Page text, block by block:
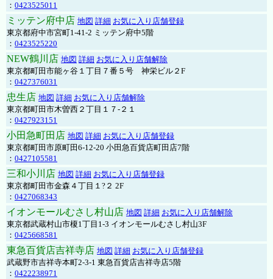
： 0423525011
ミッテン府中店 地図 詳細 お気に入り店舗登録
東京都府中市宮町1-41-2 ミッテン府中5階
： 0423525220
NEW鶴川店 地図 詳細 お気に入り店舗解除
東京都町田市能ヶ谷１丁目７番５号 神栄ビル２F
： 0427376031
忠生店 地図 詳細 お気に入り店舗解除
東京都町田市木曽西２丁目１７-２１
： 0427923151
小田急町田店 地図 詳細 お気に入り店舗登録
東京都町田市原町田6-12-20 小田急百貨店町田店7階
： 0427105581
三和小川店 地図 詳細 お気に入り店舗登録
東京都町田市金森４丁目１?２ 2F
： 0427068343
イオンモールむさし村山店 地図 詳細 お気に入り店舗解除
東京都武蔵村山市榎1丁目1-3 イオンモールむさし村山3F
： 0425668581
東急百貨店吉祥寺店 地図 詳細 お気に入り店舗登録
武蔵野市吉祥寺本町2-3-1 東急百貨店吉祥寺店5階
： 0422238971